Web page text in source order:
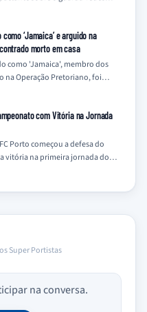
"TRUBIN…
‘Jamaica’ e arguido na
morto em casa
como 'Jamaica', membro dos
na Operação Pretoriano, foi
residência este sábado,…
com Vitória na Jornada
Porto começou a defesa do
vitória na primeira jornada do
Super Portistas
na conversa.